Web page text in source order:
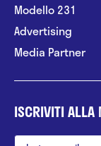
Modello 231
Advertising
Media Partner
ISCRIVITI ALLA